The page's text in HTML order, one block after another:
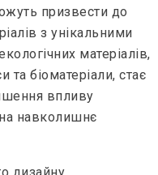
призвести до
з унікальними
матеріалів,
та біоматеріали, стає
впливу
навколишнє